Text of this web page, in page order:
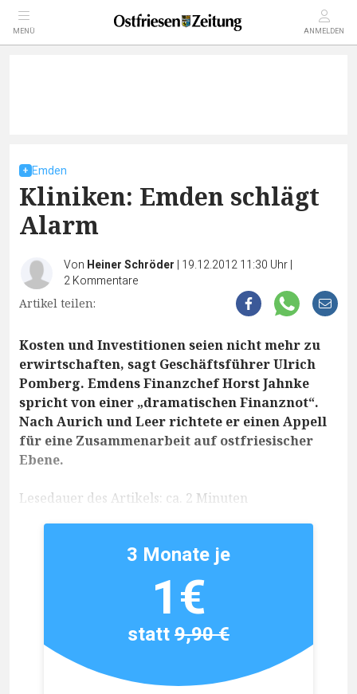
MENÜ ANMELDEN
Emden
Kliniken: Emden schlägt
Alarm
Von Heiner Schröder | 19.12.2012 11:30 Uhr|
2Kommentare
Artikel teilen:
Kosten und Investitionen seien nicht mehr zu
erwirtschaften, sagt Geschäftsführer Ulrich
Pomberg. Emdens Finanzchef Horst Jahnke
spricht von einer „dramatischen Finanznot“.
Nach Aurich und Leer richtete er einen Appell
für eine Zusammenarbeit auf ostfriesischer
Ebene.
Lesedauer des Artikels: ca. 2 Minuten
3 Monate je
1€
statt9,90 €